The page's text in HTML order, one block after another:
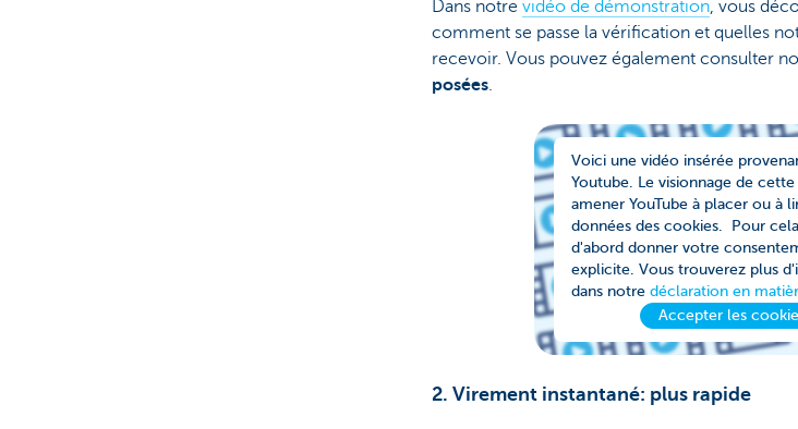
Dans notre vidéo de démonstration, vous
comment se passe la vérification et quelles
recevoir. Vous pouvez également consulter
posées.
Voici une vidéo insérée
Youtube. Le visionnage de
amener YouTube à placer ou à
données des cookies. Pour
d'abord donner votre
explicite. Vous trouverez plus
dans notredéclaration en
Accepter les
2. Virement instantané: plus rapide